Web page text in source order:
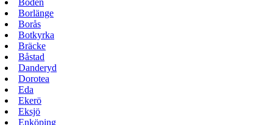
Boden
Borlänge
Borås
Botkyrka
Bräcke
Båstad
Danderyd
Dorotea
Eda
Ekerö
Eksjö
Enköping